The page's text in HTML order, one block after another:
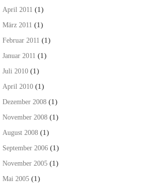
April 2011 (1)
März 2011 (1)
Februar 2011 (1)
Januar 2011 (1)
Juli 2010 (1)
April 2010 (1)
Dezember 2008 (1)
November 2008 (1)
August 2008 (1)
September 2006 (1)
November 2005 (1)
Mai 2005 (1)